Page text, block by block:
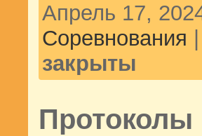
Апрель 17,
Соревнования
закрыты
Протоколы